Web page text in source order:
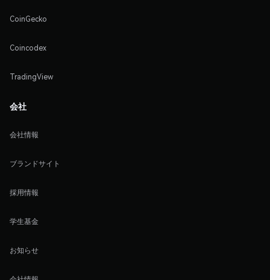
CoinGecko
Coincodex
TradingView
会社
会社情報
ブランドサイト
採用情報
学生基金
お知らせ